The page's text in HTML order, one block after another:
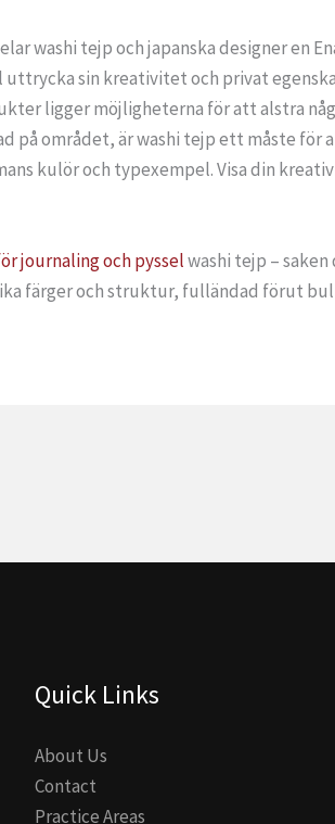
washi tejp och japanska designer en
uttrycka sin kreativitet och privat
ligger möjligheterna för att alstra
på området, är washi tejp ett måste
kulör och typexempel. Visa din
journaling och pysselwashi tejp –
färger och struktur, fulländad förut
Quick Links
About Us
Contact
Practice Areas